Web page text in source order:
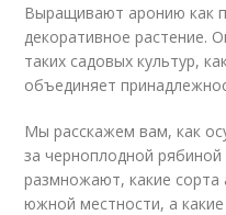
Выращивают аронию как
декоративное растение.
таких садовых культур,
объединяет
Мы расскажем вам, как
за черноплодной
размножают, какие
южной местности, а